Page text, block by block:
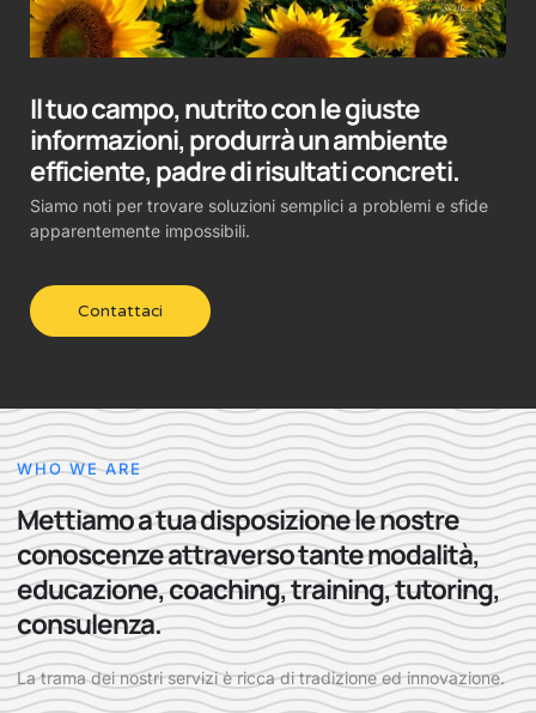
Il tuo campo, nutrito con le giuste
informazioni, produrrà un ambiente
efficiente, padre di risultati concreti.
Siamo noti per trovare soluzioni semplici a problemi e sfide
apparentemente impossibili.
Contattaci
WHO WE ARE
Mettiamo a tua disposizione le nostre
conoscenze attraverso tante modalità,
educazione, coaching, training, tutoring,
consulenza.
La trama dei nostri servizi è ricca di tradizione ed innovazione.